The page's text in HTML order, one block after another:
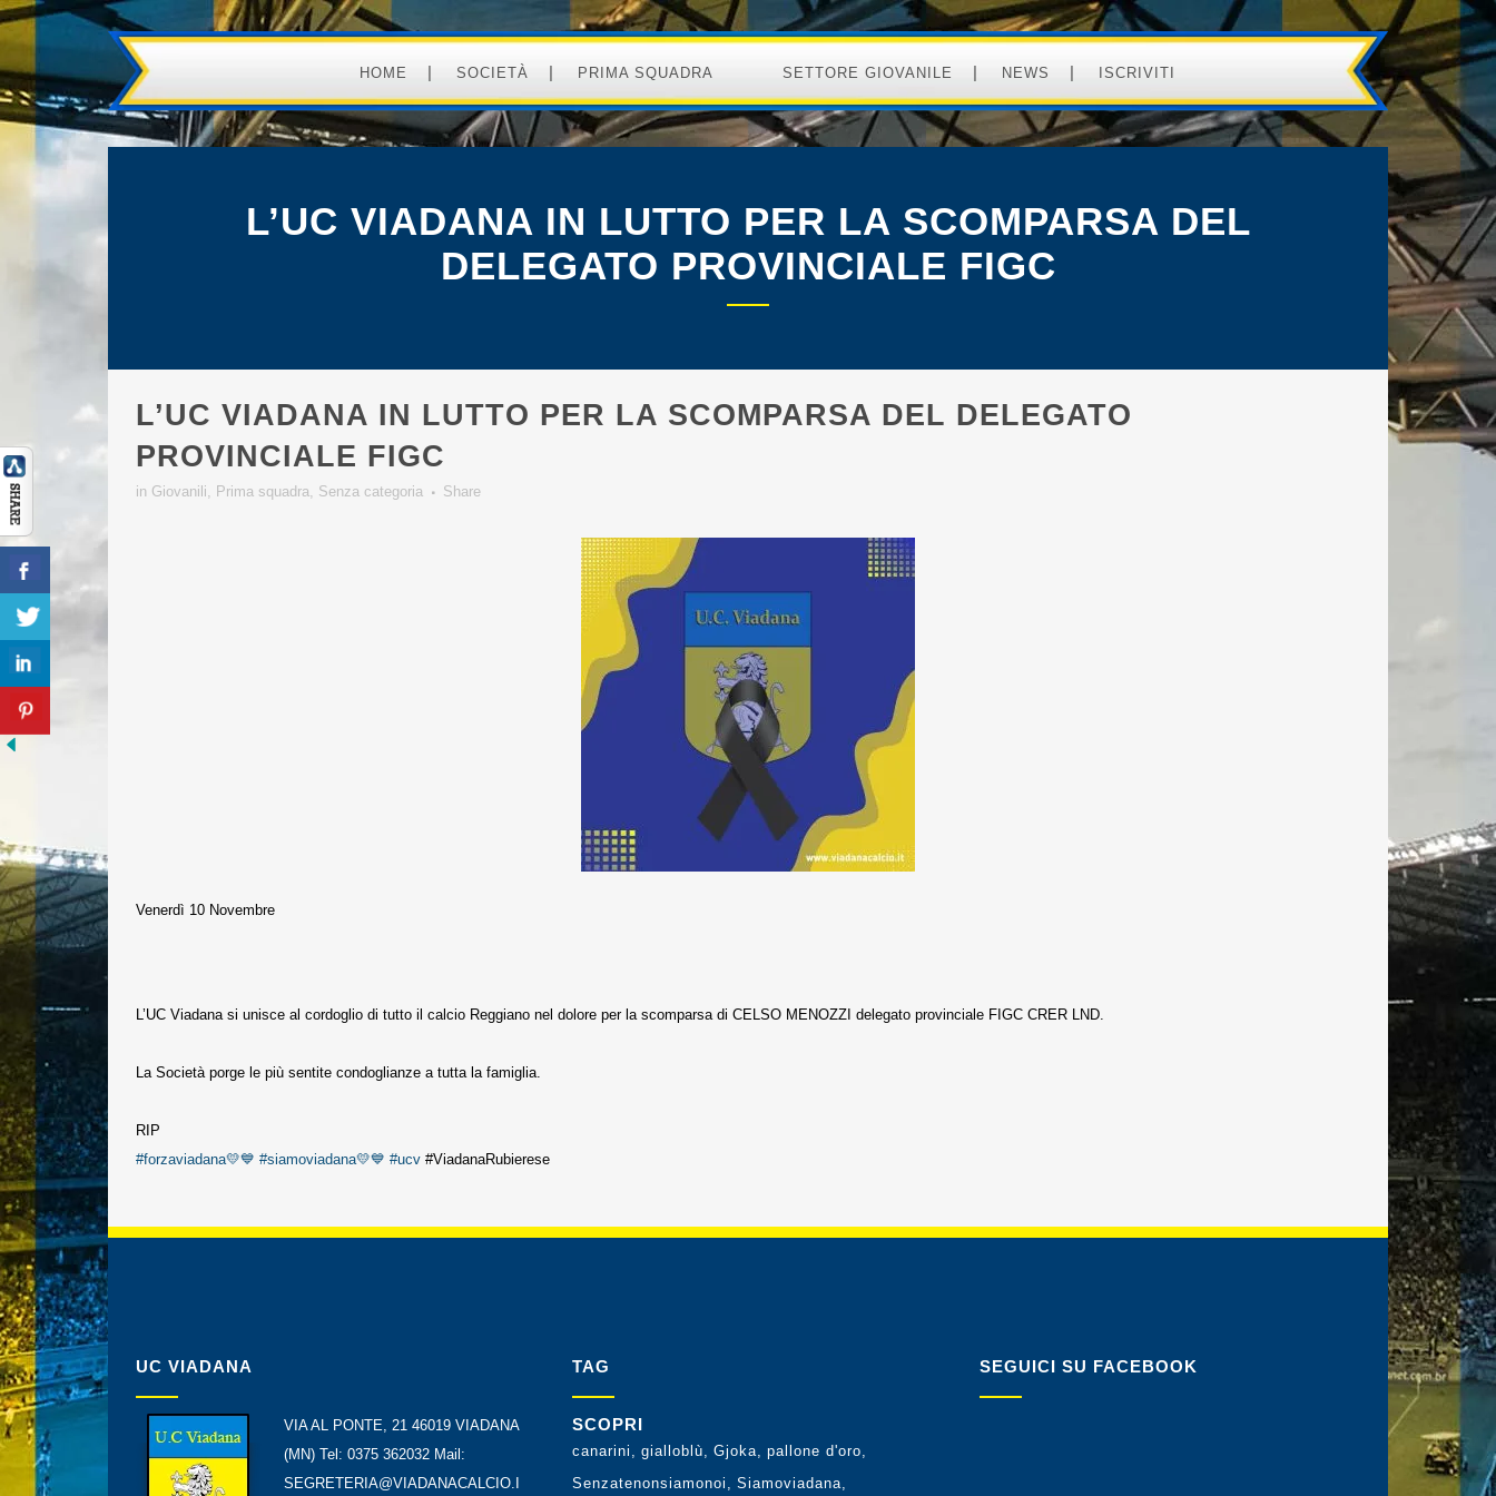
HOME SOCIETÀ PRIMA SQUADRA SETTORE GIOVANILE NEWS ISCRIVITI
L’UC VIADANA IN LUTTO PER LA SCOMPARSA DEL
DELEGATO PROVINCIALE FIGC
L’UC VIADANA IN LUTTO PER LA SCOMPARSA DEL DELEGATO
PROVINCIALE FIGC
in Giovanili, Prima squadra, Senza categoria Share
Venerdì 10 Novembre
L’UC Viadana si unisce al cordoglio di tutto il calcio Reggiano nel dolore per la scomparsa di CELSO MENOZZI delegato provinciale FIGC CRER LND.
La Società porge le più sentite condoglianze a tutta la famiglia.
RIP
#forzaviadana💛💙 #siamoviadana💛💙 #ucv #ViadanaRubierese
UC VIADANA
VIA AL PONTE, 21 46019 VIADANA
(MN) Tel: 0375 362032 Mail:
SEGRETERIA@VIADANACALCIO.I
TAG
SCOPRI
canarini gialloblù Gjoka
pallone d'oro
Senzatenonsiamonoi
Siamoviadana
SEGUICI SU FACEBOOK